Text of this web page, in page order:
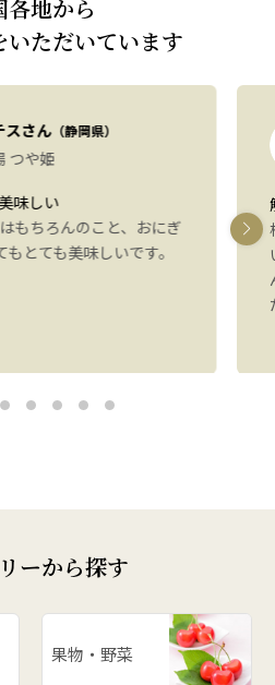
各地から
ただいています
スさん（静岡県）
つや姫
味しい
もちろんのこと、おにぎ
とても美味しいです。
ーから探す
果物・野菜